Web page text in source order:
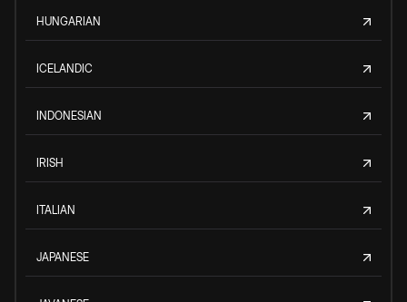
HUNGARIAN
ICELANDIC
INDONESIAN
IRISH
ITALIAN
JAPANESE